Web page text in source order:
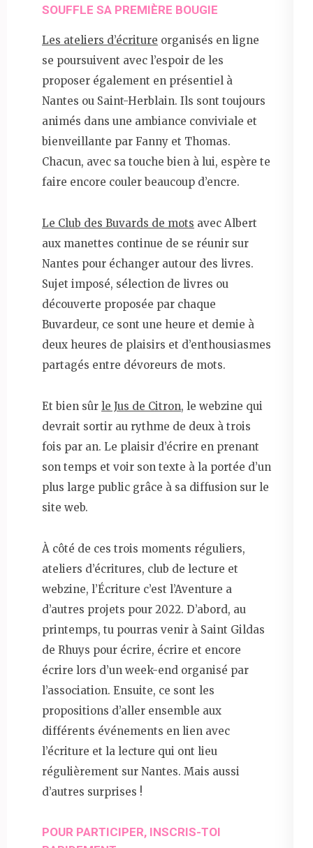
SOUFFLE SA PREMIÈRE BOUGIE
Les ateliers d’écriture organisés en ligne
se poursuivent avec l’espoir de les
proposer également en présentiel à
Nantes ou Saint-Herblain. Ils sont toujours
animés dans une ambiance conviviale et
bienveillante par Fanny et Thomas.
Chacun, avec sa touche bien à lui, espère te
faire encore couler beaucoup d’encre.
Le Club des Buvards de mots avec Albert
aux manettes continue de se réunir sur
Nantes pour échanger autour des livres.
Sujet imposé, sélection de livres ou
découverte proposée par chaque
Buvardeur, ce sont une heure et demie à
deux heures de plaisirs et d’enthousiasmes
partagés entre dévoreurs de mots.
Et bien sûr le Jus de Citron, le webzine qui
devrait sortir au rythme de deux à trois
fois par an. Le plaisir d’écrire en prenant
son temps et voir son texte à la portée d’un
plus large public grâce à sa diffusion sur le
site web.
À côté de ces trois moments réguliers,
ateliers d’écritures, club de lecture et
webzine, l’Écriture c’est l’Aventure a
d’autres projets pour 2022. D’abord, au
printemps, tu pourras venir à Saint Gildas
de Rhuys pour écrire, écrire et encore
écrire lors d’un week-end organisé par
l’association. Ensuite, ce sont les
propositions d’aller ensemble aux
différents événements en lien avec
l’écriture et la lecture qui ont lieu
régulièrement sur Nantes. Mais aussi
d’autres surprises !
POUR PARTICIPER, INSCRIS-TOI